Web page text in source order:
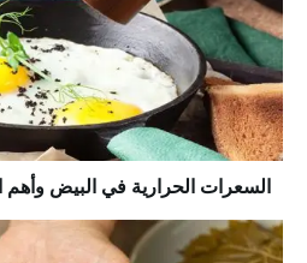
السعرات الحرارية في البيض وأهم